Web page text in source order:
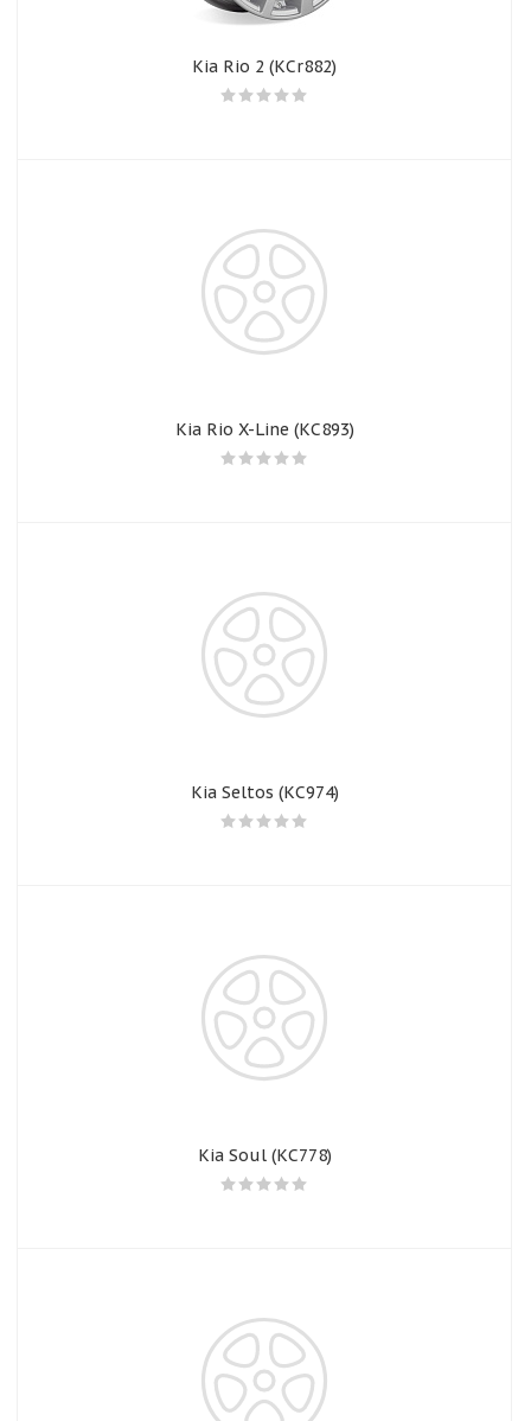
Kia Rio 2 (КСr882)
Kia Rio X-Line (КС893)
Kia Seltos (КС974)
Kia Soul (КС778)